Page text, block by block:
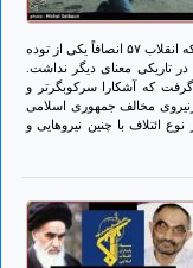
براندازی جمهوری اسلامی داشته باشیم. فراموش نباید کرد که انقلاب ۵۷ انصافاً یکی از توده
تاریکی معنای دیگر نداشت.
گرفت که آشکارا سرکوبگرتر و
هرنیروی مخالف جمهوری اسلامی
ائتلاف با چنین نیروهایی و